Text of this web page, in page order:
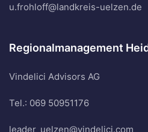
u.frohloff@landkreis-uelzen.de
Regionalmanagement
Vindelici Advisors AG
Tel.: 069 50951176
leader_uelzen@vindelici.com